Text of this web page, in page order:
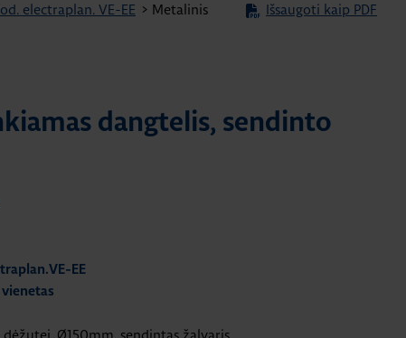
electraplan. VE-EE > Metalinis
Išsaugoti kaip PDF
dangtelis, sendinto
EE